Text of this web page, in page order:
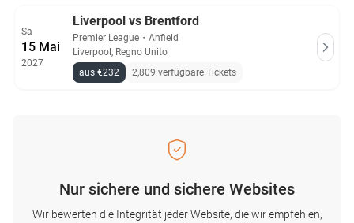
Sa
15 Mai
2027
Liverpool vs Brentford
Premier League ・ Anfield
Liverpool, Regno Unito
aus €232
2,809 verfügbare Tickets
Nur sichere und sichere Websites
Wir bewerten die Integrität jeder Website, die wir empfehlen,